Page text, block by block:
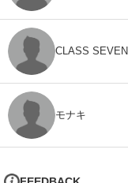
CLASS SEVEN
モナキ